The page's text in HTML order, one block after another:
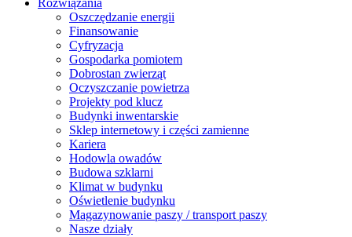
Rozwiązania
​Oszczędzanie energii
Finansowanie
Cyfryzacja
Gospodarka pomiotem
Dobrostan zwierząt
Oczyszczanie powietrza
Projekty pod klucz
Budynki inwentarskie
Sklep internetowy i części zamienne
Kariera
Hodowla owadów
Budowa szklarni
Klimat w budynku
Oświetlenie budynku
Magazynowanie paszy / transport paszy
Nasze działy